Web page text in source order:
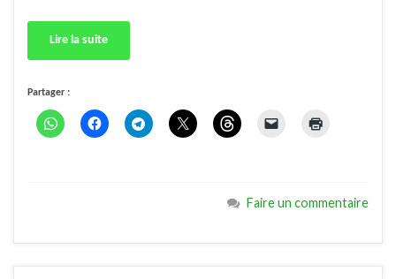
Lire la suite
Partager :
Faire un commentaire